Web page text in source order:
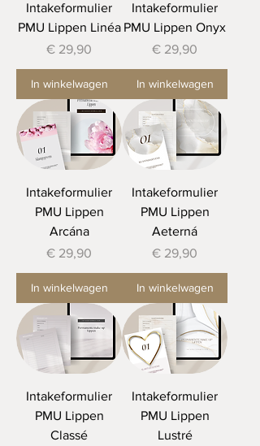
Intakeformulier
PMU Lippen Linéa
Prijs
€ 29,90
In winkelwagen
Intakeformulier
PMU Lippen Onyx
Prijs
€ 29,90
In winkelwagen
Intakeformulier
PMU Lippen
Arcána
Prijs
€ 29,90
In winkelwagen
Intakeformulier
PMU Lippen
Aeterná
Prijs
€ 29,90
In winkelwagen
Intakeformulier
PMU Lippen
Classé
Intakeformulier
PMU Lippen
Lustré